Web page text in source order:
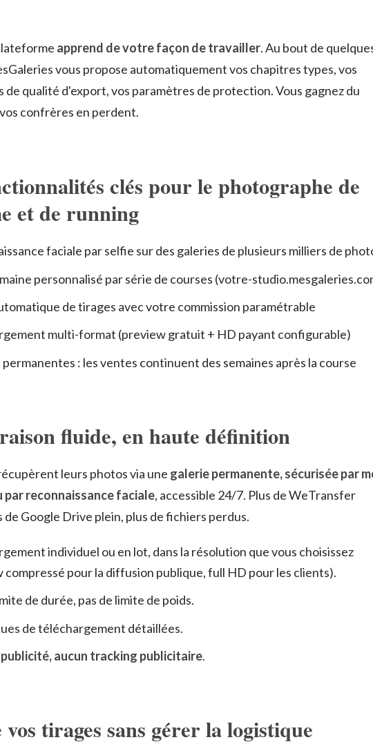
apprend de votre façon de travailler. Au bout de
vous propose automatiquement vos chapitres types, vos
de qualité d'export, vos paramètres de protection. Vous gagnez du
confrères en perdent.
clés pour le photographe de
et de running
faciale par selfie sur des galeries de plusieurs milliers de
personnalisé par série de courses (votre-
de tirages avec votre commission paramétrable
multi-format (preview gratuit + HD payant configurable)
permanentes : les ventes continuent des semaines après la course
fluide, en haute définition
leurs photos via une galerie permanente, sécurisée par
par reconnaissance faciale, accessible 24/7. Plus de WeTransfer
de Google Drive plein, plus de fichiers perdus.
individuel ou en lot, dans la résolution que vous choisissez
compressé pour la diffusion publique, full HD pour les clients).
de durée, pas de limite de poids.
de téléchargement détaillées.
aucun tracking publicitaire.
tirages sans gérer la logistique